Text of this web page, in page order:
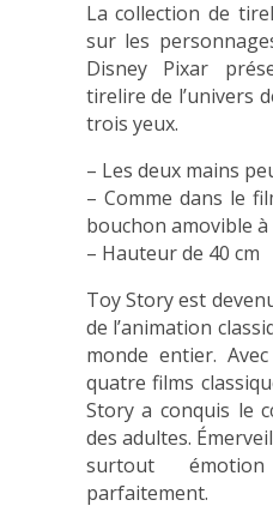
La collection de
sur les
Disney Pixar
tirelire de l’univers
trois yeux.
– Les deux mains
– Comme dans le
bouchon amovible à
– Hauteur de 40 cm
Toy Story est
de l’animation
monde entier.
quatre films
Story a conquis le
des adultes.
surtout
parfaitement.